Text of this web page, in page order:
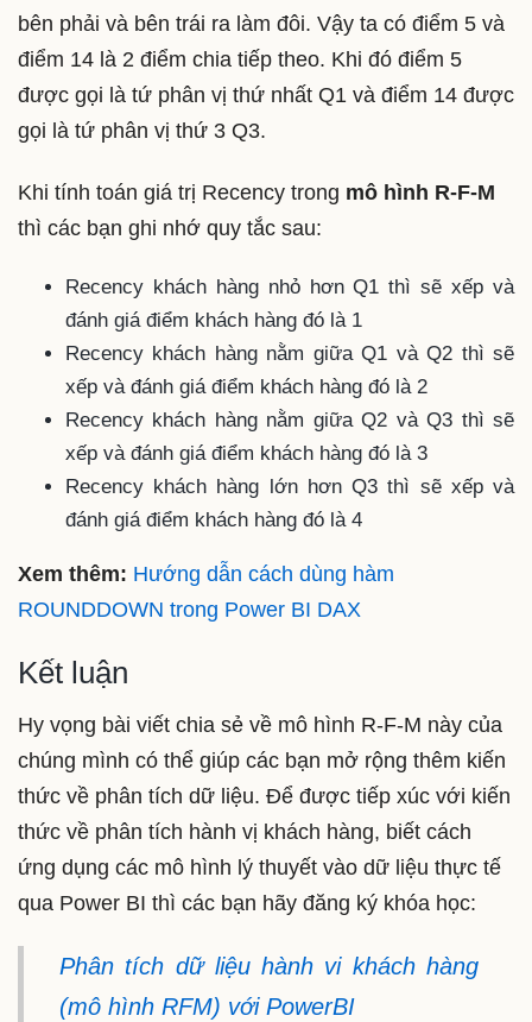
bên phải và bên trái ra làm đôi. Vậy ta có điểm 5 và
điểm 14 là 2 điểm chia tiếp theo. Khi đó điểm 5
được gọi là tứ phân vị thứ nhất Q1 và điểm 14 được
gọi là tứ phân vị thứ 3 Q3.
Khi tính toán giá trị Recency trong mô hình R-F-M
thì các bạn ghi nhớ quy tắc sau:
Recency khách hàng nhỏ hơn Q1 thì sẽ xếp và
đánh giá điểm khách hàng đó là 1
Recency khách hàng nằm giữa Q1 và Q2 thì sẽ
xếp và đánh giá điểm khách hàng đó là 2
Recency khách hàng nằm giữa Q2 và Q3 thì sẽ
xếp và đánh giá điểm khách hàng đó là 3
Recency khách hàng lớn hơn Q3 thì sẽ xếp và
đánh giá điểm khách hàng đó là 4
Xem thêm: Hướng dẫn cách dùng hàm
ROUNDDOWN trong Power BI DAX
Kết luận
Hy vọng bài viết chia sẻ về mô hình R-F-M này của
chúng mình có thể giúp các bạn mở rộng thêm kiến
thức về phân tích dữ liệu. Để được tiếp xúc với kiến
thức về phân tích hành vị khách hàng, biết cách
ứng dụng các mô hình lý thuyết vào dữ liệu thực tế
qua Power BI thì các bạn hãy đăng ký khóa học:
Phân tích dữ liệu hành vi khách hàng
(mô hình RFM) với PowerBI